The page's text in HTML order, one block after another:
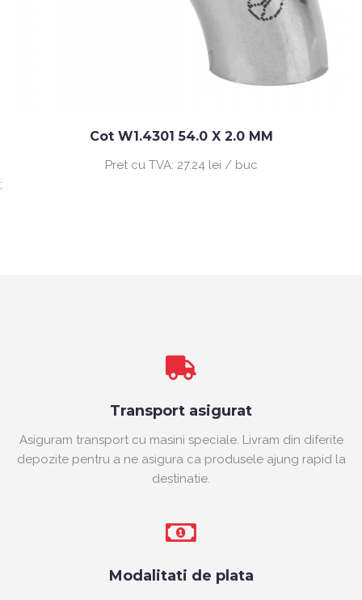
Cot W1.4301 54.0 X 2.0 MM
Pret cu TVA: 27.24 lei / buc
;
Transport asigurat
Asiguram transport cu masini speciale. Livram din diferite
depozite pentru a ne asigura ca produsele ajung rapid la
destinatie.
Modalitati de plata